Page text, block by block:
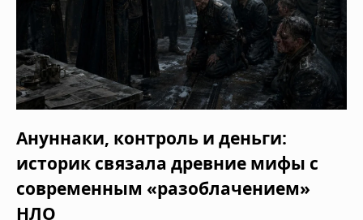
Ануннаки, контроль и деньги:
историк связала древние мифы с
современным «разоблачением»
НЛО